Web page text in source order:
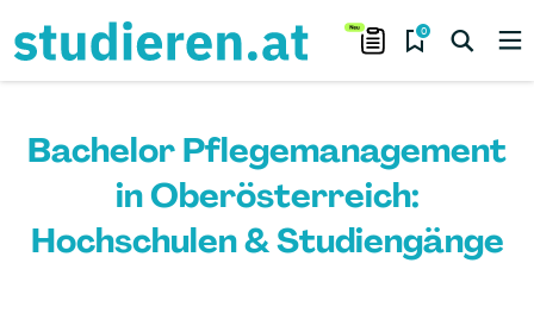
0
Bachelor Pflegemanagement
in Oberösterreich:
Hochschulen & Studiengänge